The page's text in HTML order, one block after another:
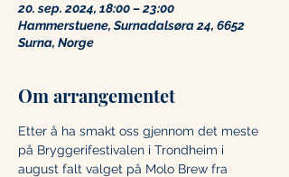
20. sep. 2024, 18:00 – 23:00
Hammerstuene, Surnadalsøra 24, 6652
Surna, Norge
Om arrangementet
Etter å ha smakt oss gjennom det meste
på Bryggerifestivalen i Trondheim i
august falt valget på Molo Brew fra